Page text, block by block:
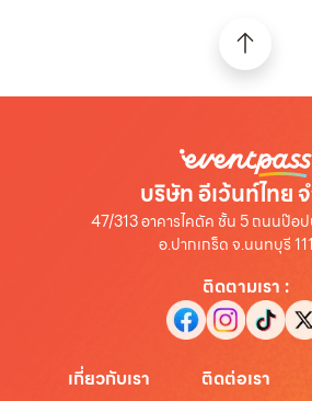
บริษัท อีเว้นท์ไทย
47/313 อาคารไคตัค ชั้น 5 ถนนป๊อ
อ.ปากเกร็ด จ.นนทบุรี
ติดตามเรา :
เกี่ยวกับเรา ติดต่อเรา